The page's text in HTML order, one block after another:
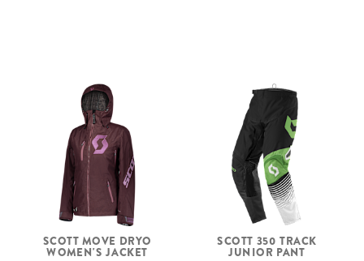
SCOTT MOVE DRYO
WOMEN'S JACKET
SCOTT 350 TRACK
JUNIOR PANT